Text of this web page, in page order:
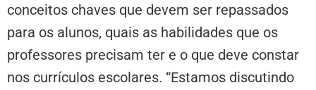
conceitos chaves que devem ser repassados
para os alunos, quais as habilidades que os
professores precisam ter e o que deve constar
nos currículos escolares. “Estamos discutindo